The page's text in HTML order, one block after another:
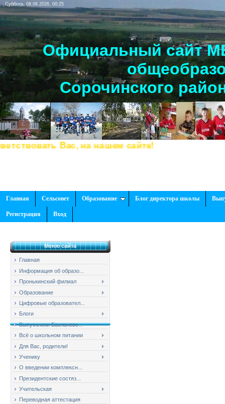
Суббота, 08.08.2026, 00:25
Официальный сайт
Сорочинского
Вас, на нашем сайте!
Главная Сельсовет Образование Блог директора школы
Регистрация Вход
Меню сайта
Главная
Информация об образо...
Пронькинский филиал
Образование
Цифровые образовател...
Блоги
Выпускники Баклановс...
Всё о школьном питании
Для Вас, родители!
Ученику
О введении комплексн...
Президентские состяз...
Учительская
Переводная аттестация